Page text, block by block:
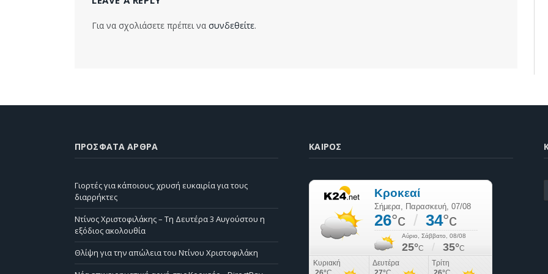
Για να σχολιάσετε πρέπει να συνδεθείτε.
ΠΡΌΣΦΑΤΑ ΆΡΘΡΑ
Γιορτές για κάποιους, χρυσή ευκαιρία για τους
διαρρήκτες
Ντίνος Χριστοφιλάκης – Τη Δευτέρα 3 Αυγούστου η
εξόδιος ακολουθία
Θλίψη για την απώλεια του Ντίνου Χριστοφιλάκη
ΚΑΙΡΌΣ